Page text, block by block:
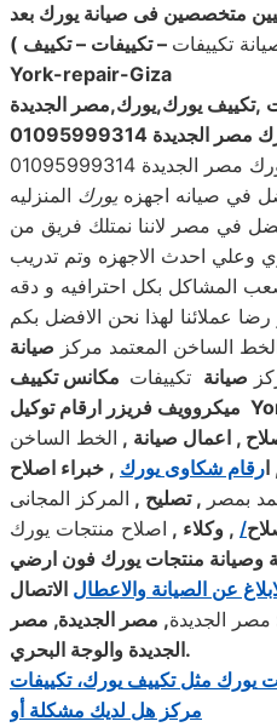
متخصصين فى صيانة يورك بعد
تكييفات –تكييفات – تكييف )
York-repair-Giza
,تكييف يورك,يورك,مصر الجديدة
مصر الجديدة 01095999314
الجديدة 01095999314
في صيانه اجهزه يورك المنزليه
في مصر لاننا نمتلك فريق من
وعلي احدث الاجهزه وتم تدريب
المشاكل بكل احترافيه و دقه
عملائنا لهذا نحن الافضل بكم
الساخن المعتمد مركز صيانة
صيانة تكييفات مكانس تكييف
ميكروويف فريزر ارقام توكيل
, اعمال صيانة , الخط الساخن
رقام شكاوى يورك , خبراء اصلاح
بمصر ,تصليح , المركز المجانى
/
, وكلاء , اصلاح منتجات يورك
منتجات يورك فون ارضي
عن الصيانة والاعطال الاتصال
مصر الجديدة, مصر الجديدة, مصر
الجديدة والوجة البحري.
يورك مثل تكييف يورك، تكييفات
مركز هل لديك مشكلة أو